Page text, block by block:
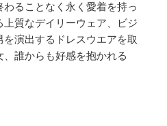
ることなく永く愛着を持っ
質なデイリーウェア、ビジ
演出するドレスウエアを取
誰からも好感を抱かれる